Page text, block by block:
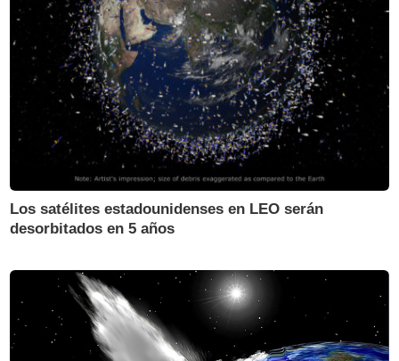
Los satélites estadounidenses en LEO serán
desorbitados en 5 años